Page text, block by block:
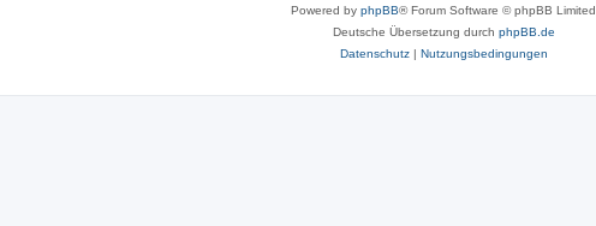
Powered by phpBB® Forum Software © phpBB Limited
Deutsche Übersetzung durch phpBB.de
Datenschutz| Nutzungsbedingungen